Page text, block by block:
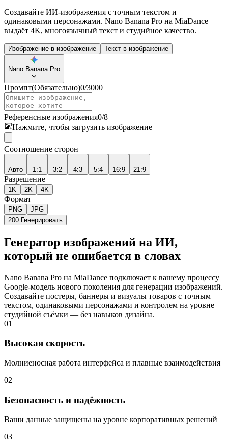
Создавайте ИИ‑изображения с точным текстом и
одинаковыми персонажами. Nano Banana Pro на MiaDance
выдаёт 4K, многоязычный текст и студийное качество.
Изображение в изображение Текст в изображение
Nano Banana Pro
Промпт(Обязательно)0/3000
Референсные изображения0/8
Нажмите, чтобы загрузить изображение
Соотношение сторон
Авто 1:1 3:2 4:3 5:4 16:9 21:9
Разрешение
1K 2K 4K
Формат
PNG
JPG
200 Генерировать
Генератор изображений на ИИ,
который не ошибается в словах
Nano Banana Pro на MiaDance подключает к вашему процессу
Google‑модель нового поколения для генерации изображений.
Создавайте постеры, баннеры и визуалы товаров с точным
текстом, одинаковыми персонажами и контролем на уровне
студийной съёмки — без навыков дизайна.
01
Высокая скорость
Молниеносная работа интерфейса и плавные взаимодействия
02
Безопасность и надёжность
Ваши данные защищены на уровне корпоративных решений
03